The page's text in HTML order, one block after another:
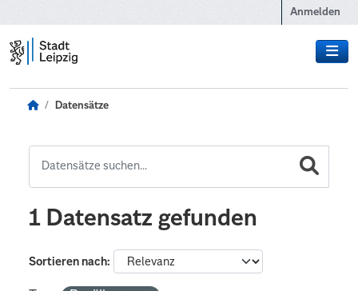
Anmelden
Datensätze
1 Datensatz gefunden
Sortieren nach